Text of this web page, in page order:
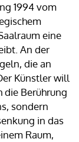
1994 vom
eine
An der
die an
Künstler will
die Berührung
sondern
in das
Raum,